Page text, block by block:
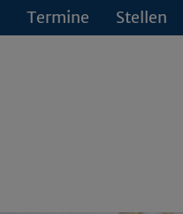
Termine Stellen